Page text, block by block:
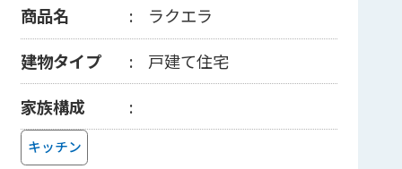
商品名
ラクエラ
建物タイプ
戸建て住宅
家族構成
キッチン